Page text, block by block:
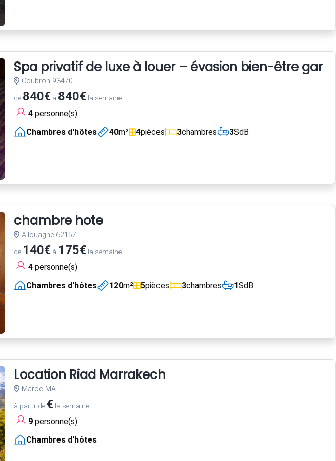
Spa privatif de luxe à louer – évasion bien-être
Coubron 93470
de 840€à 840€la semaine
4personne(s)
Chambres d'hôtes
40m² 4pièces 3chambres 3SdB
chambre hote
Allouagne 62157
de 140€à 175€la semaine
4personne(s)
Chambres d'hôtes
120m² 5pièces 3chambres 1SdB
Location Riad Marrakech
Maroc MA
à partir de €la semaine
9personne(s)
Chambres d'hôtes